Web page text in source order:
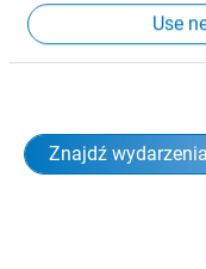
Use
solidną dawkę
tematów ważnych
Znajdź wydarzenia